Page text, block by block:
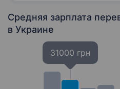
Средняя зарплата
в Украине
31000 грн